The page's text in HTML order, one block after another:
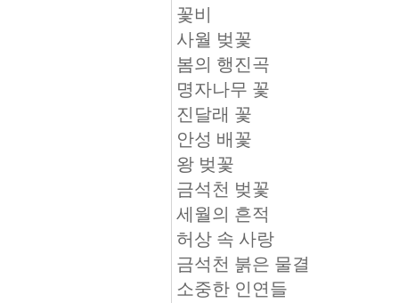
꽃비
사월 벚꽃
봄의 행진곡
명자나무 꽃
진달래 꽃
안성 배꽃
왕 벚꽃
금석천 벚꽃
세월의 흔적
허상 속 사랑
금석천 붉은 물결
소중한 인연들